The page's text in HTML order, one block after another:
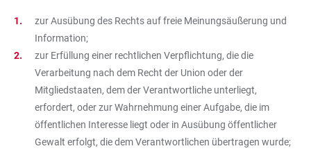
zur Ausübung des Rechts auf freie Meinungsäußerung und
Information;
zur Erfüllung einer rechtlichen Verpflichtung, die die
Verarbeitung nach dem Recht der Union oder der
Mitgliedstaaten, dem der Verantwortliche unterliegt,
erfordert, oder zur Wahrnehmung einer Aufgabe, die im
öffentlichen Interesse liegt oder in Ausübung öffentlicher
Gewalt erfolgt, die dem Verantwortlichen übertragen wurde;